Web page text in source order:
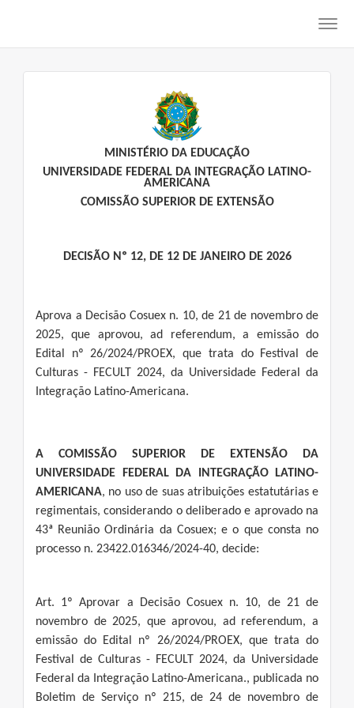
MINISTÉRIO DA EDUCAÇÃO
UNIVERSIDADE FEDERAL DA INTEGRAÇÃO LATINO-
AMERICANA
COMISSÃO SUPERIOR DE EXTENSÃO
DECISÃO Nº 12, DE 12 DE JANEIRO DE 2026
Aprova a Decisão Cosuex n. 10, de 21 de novembro de
2025, que aprovou, ad referendum, a emissão do
Edital nº 26/2024/PROEX, que trata do Festival de
Culturas - FECULT 2024, da Universidade Federal da
Integração Latino-Americana.
A COMISSÃO SUPERIOR DE EXTENSÃO DA
UNIVERSIDADE FEDERAL DA INTEGRAÇÃO LATINO-
AMERICANA, no uso de suas atribuições estatutárias e
regimentais, considerando o deliberado e aprovado na
43ª Reunião Ordinária da Cosuex; e o que consta no
processo n. 23422.016346/2024-40, decide:
Art. 1º Aprovar a Decisão Cosuex n. 10, de 21 de
novembro de 2025, que aprovou, ad referendum, a
emissão do Edital nº 26/2024/PROEX, que trata do
Festival de Culturas - FECULT 2024, da Universidade
Federal da Integração Latino-Americana., publicada no
Boletim de Serviço nº 215, de 24 de novembro de